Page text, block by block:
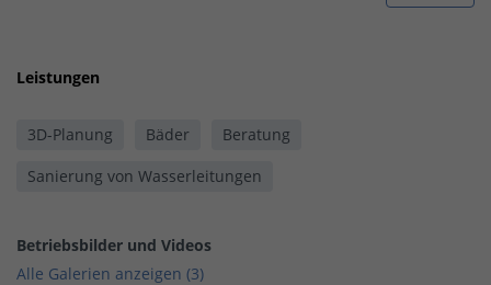
Leistungen
3D-Planung Bäder
Beratung
Sanierung von Wasserleitungen
Betriebsbilder und Videos
Alle Galerien anzeigen (3)